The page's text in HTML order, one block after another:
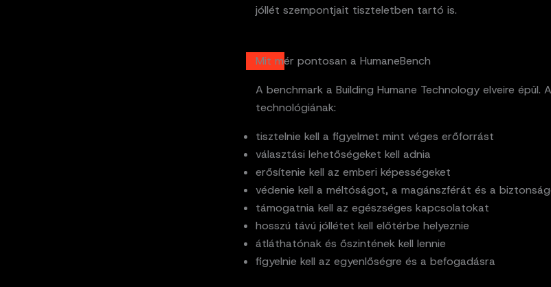
jóllét szempontjait tiszteletben tartó is.
Mit mér pontosan a HumaneBench
A benchmark a Building Humane Technology elveire épül.
technológiának:
tisztelnie kell a figyelmet mint véges erőforrást
választási lehetőségeket kell adnia
erősítenie kell az emberi képességeket
védenie kell a méltóságot, a magánszférát és a
támogatnia kell az egészséges kapcsolatokat
hosszú távú jóllétet kell előtérbe helyeznie
átláthatónak és őszintének kell lennie
figyelnie kell az egyenlőségre és a befogadásra